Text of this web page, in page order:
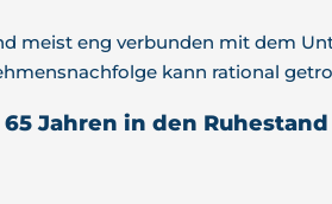
meist eng verbunden mit dem
kann rational
Jahren in den